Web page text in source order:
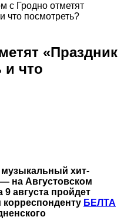
с Гродно отметят
что посмотреть?
«Праздник
и что
хит-
на Августовском
августа пройдет
БЕЛТА